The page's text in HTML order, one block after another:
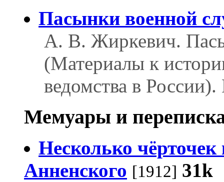
Пасынки военной
А. В. Жиркевич.
(Материалы к
ведомства в
Мемуары и
Несколько
Анненского [1912] 31k